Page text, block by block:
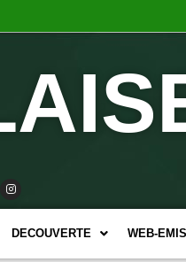
DECOUVERTE WEB-